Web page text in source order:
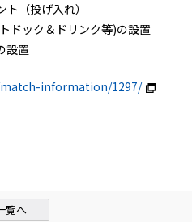
（投げ入れ）
ドック＆ドリンク等)の設置
設置
information/1297/
覧へ